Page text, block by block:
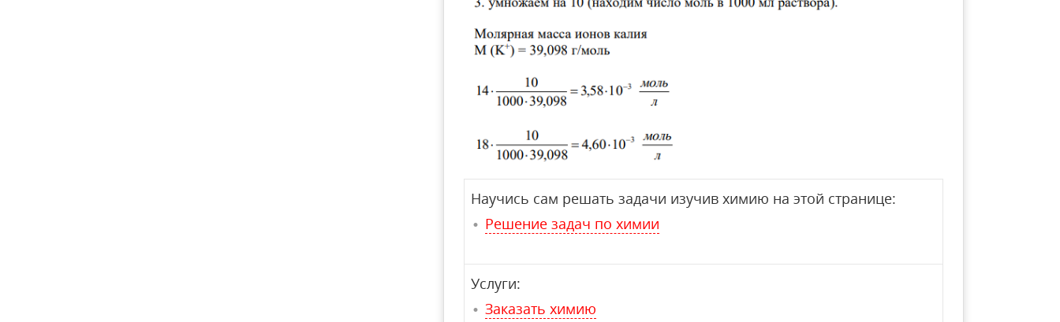
Научись сам решать задачи изучив химию на этой странице:
Решение задач по химии
Услуги:
Заказать химию